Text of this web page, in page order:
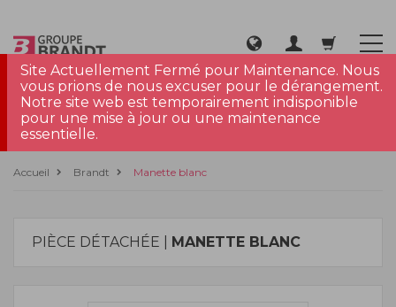
Site Actuellement Fermé pour Maintenance. Nous
vous prions de nous excuser pour le dérangement.
Notre site web est temporairement indisponible
pour une mise à jour ou une maintenance
essentielle.
Accueil Brandt Manette blanc
PIÈCE DÉTACHÉE | MANETTE BLANC